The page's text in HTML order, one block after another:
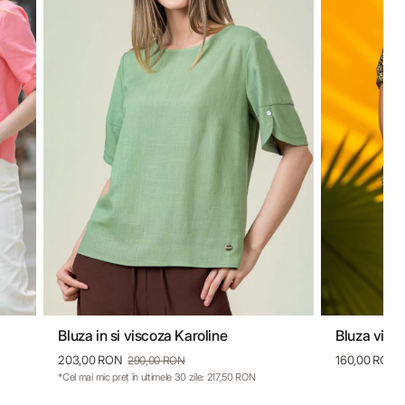
36 38 40 42 44
Bluza in si viscoza Karoline
203,00 RON 290,00 RON
*Cel mai mic preț în ultimele 30 zile: 217,50 RON
36
Bluza
160,00 RON